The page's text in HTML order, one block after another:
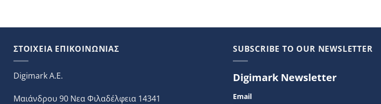
ΣΤΟΙΧΕΙΑ ΕΠΙΚΟΙΝΩΝΙΑΣ
Digimark A.E.
Μαιάνδρου 90 Νεα Φιλαδέλφεια 14341
SUBSCRIBE TO OUR NEWSLETTER
Digimark Newsletter
Email